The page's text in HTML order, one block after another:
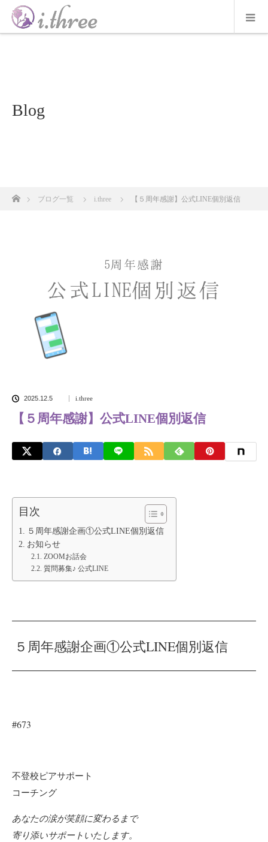
Blog
ホームブログ一覧 i.three 【５周年感謝】公式LINE個別返信
2025.12.5 i.three
【５周年感謝】公式LINE個別返信
目次
５周年感謝企画①公式LINE個別返信
お知らせ
ZOOMお話会
質問募集♪ 公式LINE
５周年感謝企画①公式LINE個別返信
#673
不登校ピアサポート
コーチング
あなたの涙が笑顔に変わるまで
寄り添いサポートいたします。